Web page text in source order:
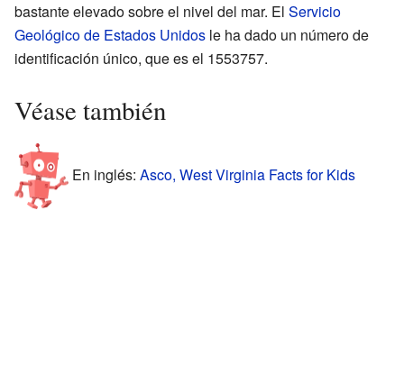
bastante elevado sobre el nivel del mar. El Servicio
Geológico de Estados Unidos le ha dado un número de
identificación único, que es el 1553757.
Véase también
En inglés: Asco, West Virginia Facts for Kids